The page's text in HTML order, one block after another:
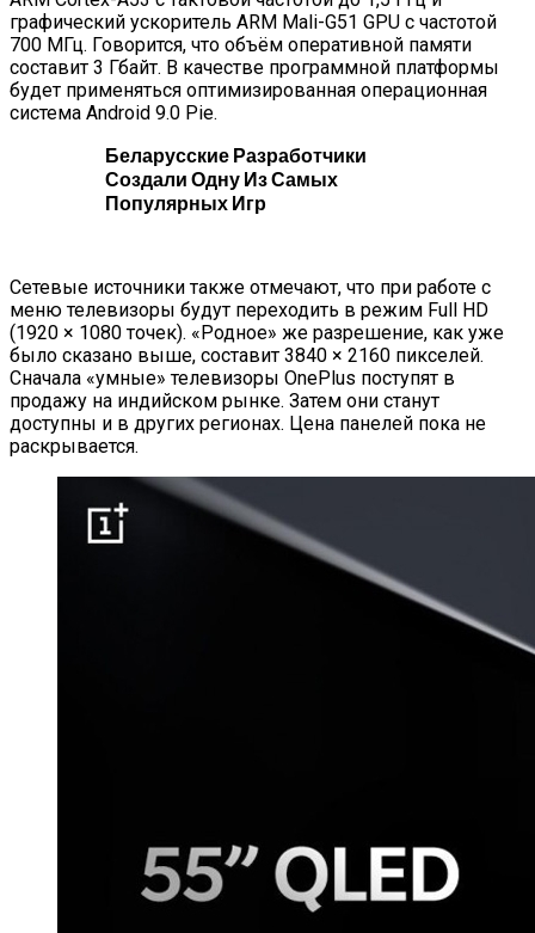
графический ускоритель ARM Mali-G51 GPU с частотой
700 МГц. Говорится, что объём оперативной памяти
составит 3 Гбайт. В качестве программной платформы
будет применяться оптимизированная операционная
система Android 9.0 Pie.
Беларусские Разработчики
Создали Одну Из Самых
Популярных Игр
Сетевые источники также отмечают, что при работе с
меню телевизоры будут переходить в режим Full HD
(1920 × 1080 точек). «Родное» же разрешение, как уже
было сказано выше, составит 3840 × 2160 пикселей.
Сначала «умные» телевизоры OnePlus поступят в
продажу на индийском рынке. Затем они станут
доступны и в других регионах. Цена панелей пока не
раскрывается.